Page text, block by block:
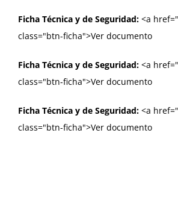
Ficha Técnica y de Seguridad: <a href="
class="btn-ficha">Ver documento
Ficha Técnica y de Seguridad: <a href="
class="btn-ficha">Ver documento
Ficha Técnica y de Seguridad: <a href="
class="btn-ficha">Ver documento